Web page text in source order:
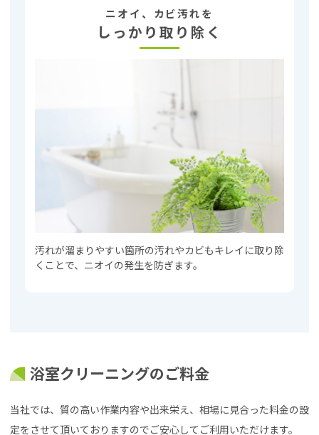
ニオイ、カビ汚れを
しっかり取り除く
汚れが溜まりやすい箇所の汚れやカビもキレイに取り除
くことで、ニオイの発生を防ぎます。
浴室クリーニングのご料金
当社では、質の高い作業内容や出来栄え、相場に見合った料金の設
定をさせて頂いておりますのでご安心してご利用いただけます。